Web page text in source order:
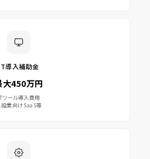
導入補助金
大450万円
ツール導入費用
業向けSaaS等